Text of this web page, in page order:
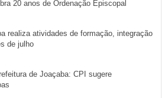
20 anos de Ordenação Episcopal
realiza atividades de formação, integração
de julho
de Joaçaba: CPI sugere